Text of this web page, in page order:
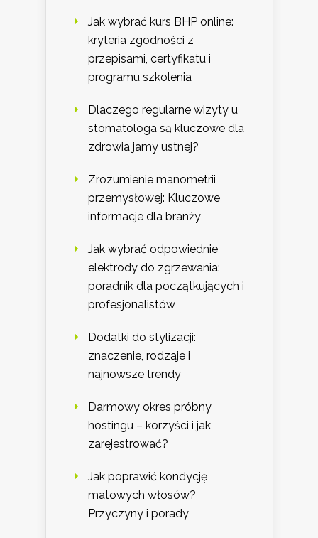
Jak wybrać kurs BHP online:
kryteria zgodności z
przepisami, certyfikatu i
programu szkolenia
Dlaczego regularne wizyty u
stomatologa są kluczowe dla
zdrowia jamy ustnej?
Zrozumienie manometrii
przemysłowej: Kluczowe
informacje dla branży
Jak wybrać odpowiednie
elektrody do zgrzewania:
poradnik dla początkujących i
profesjonalistów
Dodatki do stylizacji:
znaczenie, rodzaje i
najnowsze trendy
Darmowy okres próbny
hostingu – korzyści i jak
zarejestrować?
Jak poprawić kondycję
matowych włosów?
Przyczyny i porady